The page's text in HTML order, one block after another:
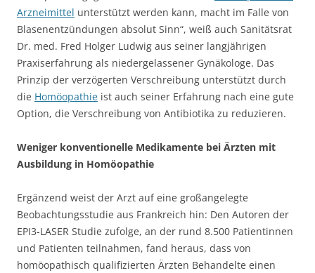
Arzneimittel unterstützt werden kann, macht im Falle von
Blasenentzündungen absolut Sinn“, weiß auch Sanitätsrat
Dr. med. Fred Holger Ludwig aus seiner langjährigen
Praxiserfahrung als niedergelassener Gynäkologe. Das
Prinzip der verzögerten Verschreibung unterstützt durch
die Homöopathie ist auch seiner Erfahrung nach eine gute
Option, die Verschreibung von Antibiotika zu reduzieren.
Weniger konventionelle Medikamente bei Ärzten mit
Ausbildung in Homöopathie
Ergänzend weist der Arzt auf eine großangelegte
Beobachtungsstudie aus Frankreich hin: Den Autoren der
EPI3-LASER Studie zufolge, an der rund 8.500 Patientinnen
und Patienten teilnahmen, fand heraus, dass von
homöopathisch qualifizierten Ärzten Behandelte einen